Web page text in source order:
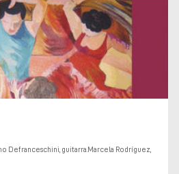
Defranceschini, guitarra.Marcela Rodríguez,